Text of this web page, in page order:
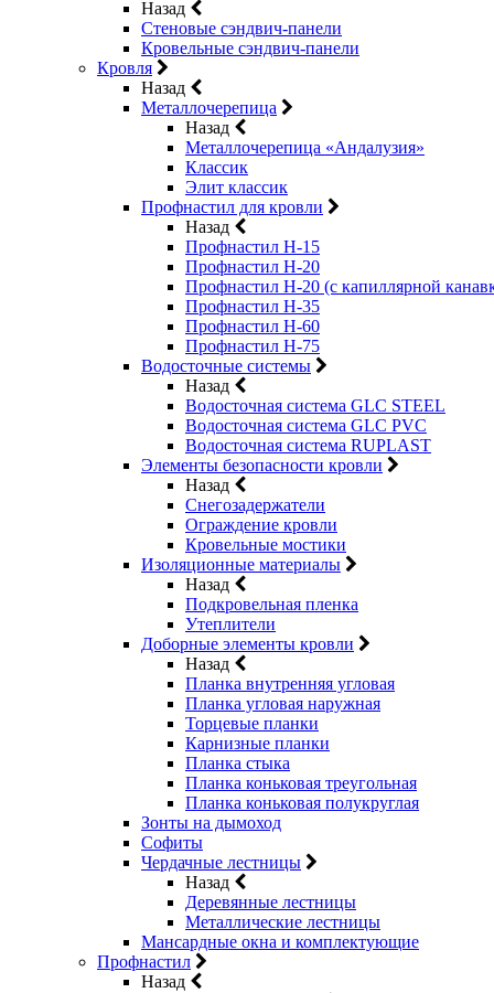
Назад
Стеновые сэндвич-панели
Кровельные сэндвич-панели
Кровля
Назад
Металлочерепица
Назад
Металлочерепица «Андалузия»
Классик
Элит классик
Профнастил для кровли
Назад
Профнастил Н-15
Профнастил Н-20
Профнастил Н-20 (с капиллярной
Профнастил Н-35
Профнастил Н-60
Профнастил Н-75
Водосточные системы
Назад
Водосточная система GLC STEEL
Водосточная система GLC PVC
Водосточная система RUPLAST
Элементы безопасности кровли
Назад
Снегозадержатели
Ограждение кровли
Кровельные мостики
Изоляционные материалы
Назад
Подкровельная пленка
Утеплители
Доборные элементы кровли
Назад
Планка внутренняя угловая
Планка угловая наружная
Торцевые планки
Карнизные планки
Планка стыка
Планка коньковая треугольная
Планка коньковая полукруглая
Зонты на дымоход
Софиты
Чердачные лестницы
Назад
Деревянные лестницы
Металлические лестницы
Мансардные окна и комплектующие
Профнастил
Назад